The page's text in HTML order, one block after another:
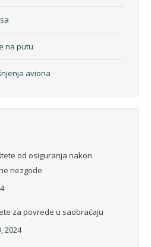
na putu
aviona
od osiguranja nakon
nezgode
za povrede u saobraćaju
2024